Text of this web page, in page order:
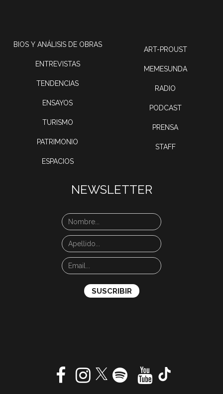
BIOS Y ANÁLISIS DE OBRAS
ENTREVISTAS
TENDENCIAS
ENSAYOS
TURISMO
PATRIMONIO
ESPACIOS
ART-PROUST
MEMESUNDA
RADIO
PODCAST
PRENSA
STAFF
NEWSLETTER